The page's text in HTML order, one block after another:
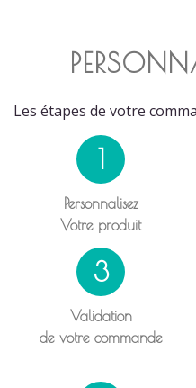
Les étapes de votre
1
Personnalisez
Votre produit
3
Validation
de votre commande